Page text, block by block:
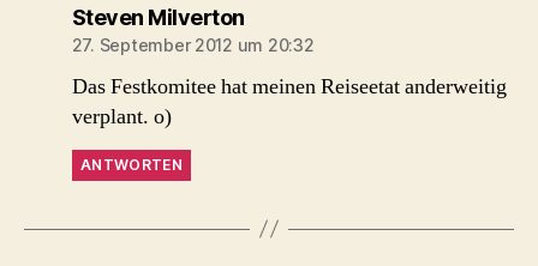
Steven Milvertonsagt:
27. September 2012 um 20:32
Das Festkomitee hat meinen Reiseetat anderweitig
verplant. o)
ANTWORTEN